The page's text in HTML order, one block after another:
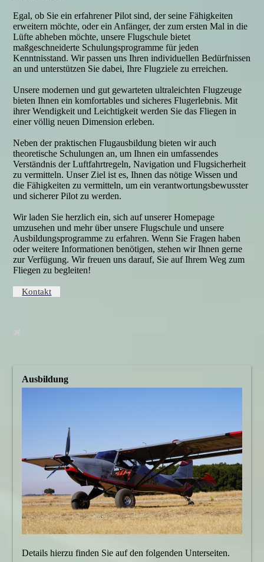
Egal, ob Sie ein erfahrener Pilot sind, der seine Fähigkeiten
erweitern möchte, oder ein Anfänger, der zum ersten Mal in die
Lüfte abheben möchte, unsere Flugschule bietet
maßgeschneiderte Schulungsprogramme für jeden
Kenntnisstand. Wir passen uns Ihren individuellen Bedürfnissen
an und unterstützen Sie dabei, Ihre Flugziele zu erreichen.
Unsere modernen und gut gewarteten ultraleichten Flugzeuge
bieten Ihnen ein komfortables und sicheres Flugerlebnis. Mit
ihrer Wendigkeit und Leichtigkeit werden Sie das Fliegen in
einer völlig neuen Dimension erleben.
Neben der praktischen Flugausbildung bieten wir auch
theoretische Schulungen an, um Ihnen ein umfassendes
Verständnis der Luftfahrtregeln, Navigation und Flugsicherheit
zu vermitteln. Unser Ziel ist es, Ihnen das nötige Wissen und
die Fähigkeiten zu vermitteln, um ein verantwortungsbewusster
und sicherer Pilot zu werden.
Wir laden Sie herzlich ein, sich auf unserer Homepage
umzusehen und mehr über unsere Flugschule und unsere
Ausbildungsprogramme zu erfahren. Wenn Sie Fragen haben
oder weitere Informationen benötigen, stehen wir Ihnen gerne
zur Verfügung. Wir freuen uns darauf, Sie auf Ihrem Weg zum
Fliegen zu begleiten!
Kontakt
Ausbildung
Details hierzu finden Sie auf den folgenden Unterseiten.